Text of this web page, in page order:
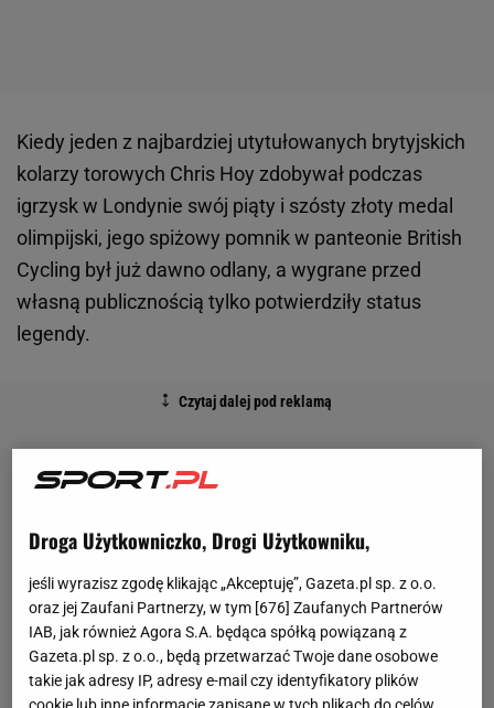
Kiedy jeden z najbardziej utytułowanych brytyjskich
kolarzy torowych Chris Hoy zdobywał podczas
igrzysk w Londynie swój piąty i szósty złoty medal
olimpijski, jego spiżowy pomnik w panteonie British
Cycling był już dawno odlany, a wygrane przed
własną publicznością tylko potwierdziły status
legendy.
Droga Użytkowniczko, Drogi Użytkowniku,
jeśli wyrazisz zgodę klikając „Akceptuję”, Gazeta.pl sp. z o.o.
oraz jej Zaufani Partnerzy, w tym [676] Zaufanych Partnerów
IAB, jak również Agora S.A. będąca spółką powiązaną z
Gazeta.pl sp. z o.o., będą przetwarzać Twoje dane osobowe
takie jak adresy IP, adresy e-mail czy identyfikatory plików